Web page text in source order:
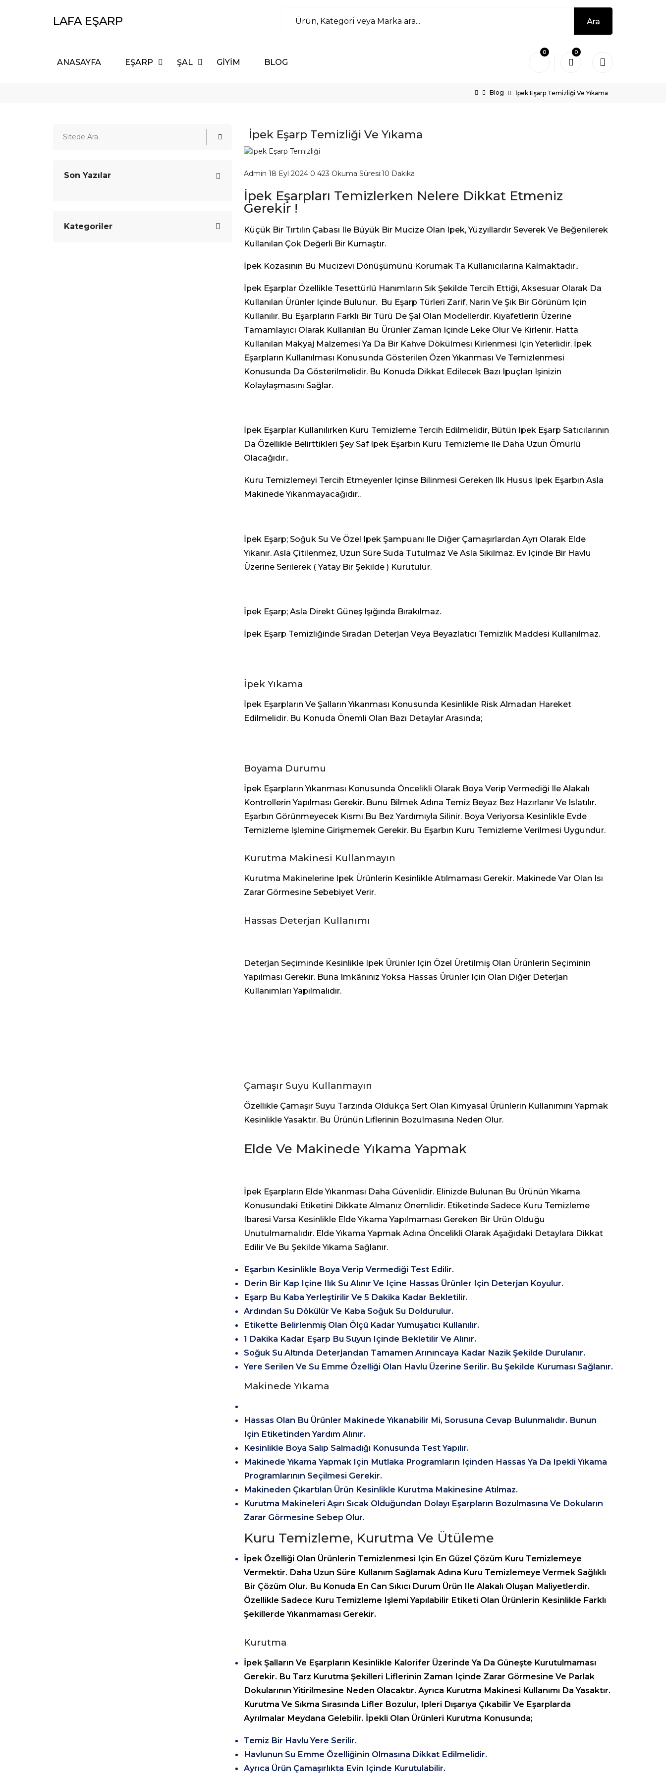
LAFA EŞARP Ara
ANASAYFA EŞARP ŞAL GİYİM BLOG
0 0
Blog İpek Eşarp Temizliği Ve Yıkama
Son Yazılar
Kategoriler
İpek Eşarp Temizliği Ve Yıkama
Admin 18 Eyl 2024 0 423 Okuma Süresi:10 Dakika
İpek Eşarpları Temizlerken Nelere Dikkat Etmeniz
Gerekir !
Küçük Bir Tırtılın Çabası Ile Büyük Bir Mucize Olan Ipek, Yüzyıllardır Severek Ve Beğenilerek
Kullanılan Çok Değerli Bir Kumaştır.
İpek Kozasının Bu Mucizevi Dönüşümünü Korumak Ta Kullanıcılarına Kalmaktadır..
İpek Eşarplar Özellikle Tesettürlü Hanımların Sık Şekilde Tercih Ettiği, Aksesuar Olarak Da
Kullanılan Ürünler Içinde Bulunur. Bu Eşarp Türleri Zarif, Narin Ve Şık Bir Görünüm Için
Kullanılır. Bu Eşarpların Farklı Bir Türü De Şal Olan Modellerdir. Kıyafetlerin Üzerine
Tamamlayıcı Olarak Kullanılan Bu Ürünler Zaman Içinde Leke Olur Ve Kirlenir. Hatta
Kullanılan Makyaj Malzemesi Ya Da Bir Kahve Dökülmesi Kirlenmesi Için Yeterlidir. İpek
Eşarpların Kullanılması Konusunda Gösterilen Özen Yıkanması Ve Temizlenmesi
Konusunda Da Gösterilmelidir. Bu Konuda Dikkat Edilecek Bazı Ipuçları Işinizin
Kolaylaşmasını Sağlar.
İpek Eşarplar Kullanılırken Kuru Temizleme Tercih Edilmelidir, Bütün Ipek Eşarp Satıcılarının
Da Özellikle Belirttikleri Şey Saf Ipek Eşarbın Kuru Temizleme Ile Daha Uzun Ömürlü
Olacağıdır..
Kuru Temizlemeyi Tercih Etmeyenler Içinse Bilinmesi Gereken Ilk Husus Ipek Eşarbın Asla
Makinede Yıkanmayacağıdır..
İpek Eşarp; Soğuk Su Ve Özel Ipek Şampuanı Ile Diğer Çamaşırlardan Ayrı Olarak Elde
Yıkanır. Asla Çitilenmez, Uzun Süre Suda Tutulmaz Ve Asla Sıkılmaz. Ev Içinde Bir Havlu
Üzerine Serilerek ( Yatay Bir Şekilde ) Kurutulur.
İpek Eşarp; Asla Direkt Güneş Işığında Bırakılmaz.
İpek Eşarp Temizliğinde Sıradan Deterjan Veya Beyazlatıcı Temizlik Maddesi Kullanılmaz.
İpek Yıkama
İpek Eşarpların Ve Şalların Yıkanması Konusunda Kesinlikle Risk Almadan Hareket
Edilmelidir. Bu Konuda Önemli Olan Bazı Detaylar Arasında;
Boyama Durumu
İpek Eşarpların Yıkanması Konusunda Öncelikli Olarak Boya Verip Vermediği Ile Alakalı
Kontrollerin Yapılması Gerekir. Bunu Bilmek Adına Temiz Beyaz Bez Hazırlanır Ve Islatılır.
Eşarbın Görünmeyecek Kısmı Bu Bez Yardımıyla Silinir. Boya Veriyorsa Kesinlikle Evde
Temizleme Işlemine Girişmemek Gerekir. Bu Eşarbın Kuru Temizleme Verilmesi Uygundur.
Kurutma Makinesi Kullanmayın
Kurutma Makinelerine Ipek Ürünlerin Kesinlikle Atılmaması Gerekir. Makinede Var Olan Isı
Zarar Görmesine Sebebiyet Verir.
Hassas Deterjan Kullanımı
Deterjan Seçiminde Kesinlikle Ipek Ürünler Için Özel Üretilmiş Olan Ürünlerin Seçiminin
Yapılması Gerekir. Buna Imkânınız Yoksa Hassas Ürünler Için Olan Diğer Deterjan
Kullanımları Yapılmalıdır.
Çamaşır Suyu Kullanmayın
Özellikle Çamaşır Suyu Tarzında Oldukça Sert Olan Kimyasal Ürünlerin Kullanımını Yapmak
Kesinlikle Yasaktır. Bu Ürünün Liflerinin Bozulmasına Neden Olur.
Elde Ve Makinede Yıkama Yapmak
İpek Eşarpların Elde Yıkanması Daha Güvenlidir. Elinizde Bulunan Bu Ürünün Yıkama
Konusundaki Etiketini Dikkate Almanız Önemlidir. Etiketinde Sadece Kuru Temizleme
Ibaresi Varsa Kesinlikle Elde Yıkama Yapılmaması Gereken Bir Ürün Olduğu
Unutulmamalıdır. Elde Yıkama Yapmak Adına Öncelikli Olarak Aşağıdaki Detaylara Dikkat
Edilir Ve Bu Şekilde Yıkama Sağlanır.
Eşarbın Kesinlikle Boya Verip Vermediği Test Edilir.
Derin Bir Kap Içine Ilık Su Alınır Ve Içine Hassas Ürünler Için Deterjan Koyulur.
Eşarp Bu Kaba Yerleştirilir Ve 5 Dakika Kadar Bekletilir.
Ardından Su Dökülür Ve Kaba Soğuk Su Doldurulur.
Etikette Belirlenmiş Olan Ölçü Kadar Yumuşatıcı Kullanılır.
1 Dakika Kadar Eşarp Bu Suyun Içinde Bekletilir Ve Alınır.
Soğuk Su Altında Deterjandan Tamamen Arınıncaya Kadar Nazik Şekilde Durulanır.
Yere Serilen Ve Su Emme Özelliği Olan Havlu Üzerine Serilir. Bu Şekilde Kuruması Sağlanır.
Makinede Yıkama
Hassas Olan Bu Ürünler Makinede Yıkanabilir Mi, Sorusuna Cevap Bulunmalıdır. Bunun
Için Etiketinden Yardım Alınır.
Kesinlikle Boya Salıp Salmadığı Konusunda Test Yapılır.
Makinede Yıkama Yapmak Için Mutlaka Programların Içinden Hassas Ya Da Ipekli Yıkama
Programlarının Seçilmesi Gerekir.
Makineden Çıkartılan Ürün Kesinlikle Kurutma Makinesine Atılmaz.
Kurutma Makineleri Aşırı Sıcak Olduğundan Dolayı Eşarpların Bozulmasına Ve Dokuların
Zarar Görmesine Sebep Olur.
Kuru Temizleme, Kurutma Ve Ütüleme
İpek Özelliği Olan Ürünlerin Temizlenmesi Için En Güzel Çözüm Kuru Temizlemeye
Vermektir. Daha Uzun Süre Kullanım Sağlamak Adına Kuru Temizlemeye Vermek Sağlıklı
Bir Çözüm Olur. Bu Konuda En Can Sıkıcı Durum Ürün Ile Alakalı Oluşan Maliyetlerdir.
Özellikle Sadece Kuru Temizleme Işlemi Yapılabilir Etiketi Olan Ürünlerin Kesinlikle Farklı
Şekillerde Yıkanmaması Gerekir.
Kurutma
İpek Şalların Ve Eşarpların Kesinlikle Kalorifer Üzerinde Ya Da Güneşte Kurutulmaması
Gerekir. Bu Tarz Kurutma Şekilleri Liflerinin Zaman Içinde Zarar Görmesine Ve Parlak
Dokularının Yitirilmesine Neden Olacaktır. Ayrıca Kurutma Makinesi Kullanımı Da Yasaktır.
Kurutma Ve Sıkma Sırasında Lifler Bozulur, Ipleri Dışarıya Çıkabilir Ve Eşarplarda
Ayrılmalar Meydana Gelebilir. İpekli Olan Ürünleri Kurutma Konusunda;
Temiz Bir Havlu Yere Serilir.
Havlunun Su Emme Özelliğinin Olmasına Dikkat Edilmelidir.
Ayrıca Ürün Çamaşırlıkta Evin Içinde Kurutulabilir.